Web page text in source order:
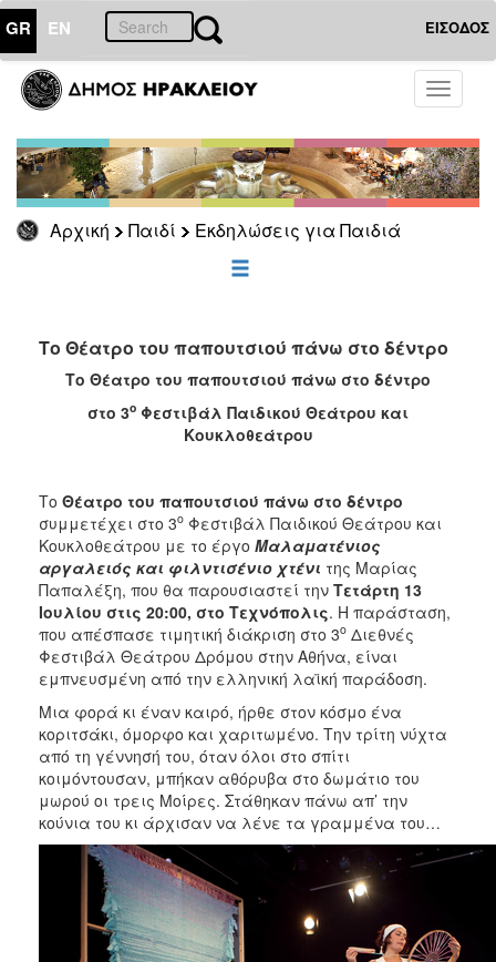
GR EN ΕΙΣΟΔΟΣ
Toggle
Αρχική Παιδί Εκδηλώσεις για Παιδιά
ΠΑΙΔΙ
για
Παιδιά
ΕΠΙΣΚΕΠΤΗΣ
Το Θέατρο του παπουτσιού πάνω στο δέντρο
Το Θέατρο του παπουτσιού πάνω στο δέντρο
στο 3ο Φεστιβάλ Παιδικού Θεάτρου και
Κουκλοθεάτρου
Το Θέατρο του παπουτσιού πάνω στο δέντρο
συμμετέχει στο 3ο Φεστιβάλ Παιδικού Θεάτρου και
Κουκλοθεάτρου με το έργο Μαλαματένιος
αργαλειός και φιλντισένιο χτένι της Μαρίας
Παπαλέξη, που θα παρουσιαστεί την Τετάρτη 13
Ιουλίου στις 20:00, στο Τεχνόπολις. Η παράσταση,
που απέσπασε τιμητική διάκριση στο 3ο Διεθνές
Φεστιβάλ Θεάτρου Δρόμου στην Αθήνα, είναι
εμπνευσμένη από την ελληνική λαϊκή παράδοση.
Μια φορά κι έναν καιρό, ήρθε στον κόσμο ένα
κοριτσάκι, όμορφο και χαριτωμένο. Την τρίτη νύχτα
από τη γέννησή του, όταν όλοι στο σπίτι
κοιμόντουσαν, μπήκαν αθόρυβα στο δωμάτιο του
μωρού οι τρεις Μοίρες. Στάθηκαν πάνω απ’ την
κούνια του κι άρχισαν να λένε τα γραμμένα του…